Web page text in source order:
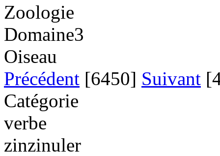
Zoologie
Domaine3
Oiseau
Précédent [6450] Suivant
Catégorie
verbe
zinzinuler